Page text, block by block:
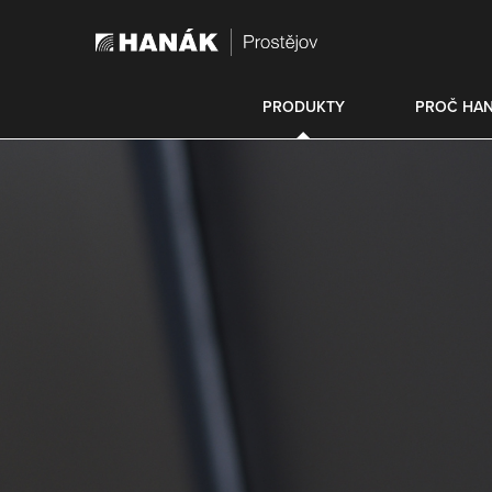
PRODUKTY PROČ